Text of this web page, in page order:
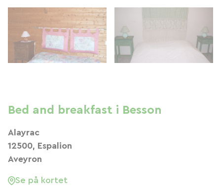
Bed and breakfast i Besson
Alayrac
12500, Espalion
Aveyron
Se på kortet